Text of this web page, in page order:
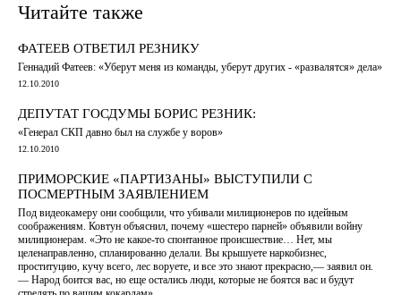
Читайте также
ФАТЕЕВ ОТВЕТИЛ РЕЗНИКУ
Геннадий Фатеев: «Уберут меня из команды, уберут других - «развалятся» дела»
12.10.2010
ДЕПУТАТ ГОСДУМЫ БОРИС РЕЗНИК:
«Генерал СКП давно был на службе у воров»
12.10.2010
ПРИМОРСКИЕ «ПАРТИЗАНЫ» ВЫСТУПИЛИ С
ПОСМЕРТНЫМ ЗАЯВЛЕНИЕМ
Под видеокамеру они сообщили, что убивали милиционеров по идейным
соображениям. Ковтун объяснил, почему «шестеро парней» объявили войну
милиционерам. «Это не какое-то спонтанное происшествие… Нет, мы
целенаправленно, спланированно делали. Вы крышуете наркобизнес,
проституцию, кучу всего, лес воруете, и все это знают прекрасно,— заявил он.
— Народ боится вас, но еще остались люди, которые не боятся вас и будут